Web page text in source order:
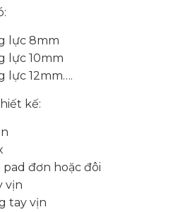
lực 8mm
lực 10mm
lực 12mm….
kế:
đơn hoặc đôi
vịn
tay vịn